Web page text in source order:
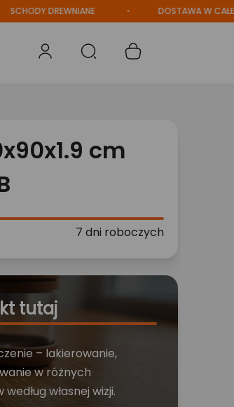
DREWNIANE DOSTAWA W CAŁEJ
cm
7 dni roboczych
tutaj
– lakierowanie,
w różnych
własnej wizji.